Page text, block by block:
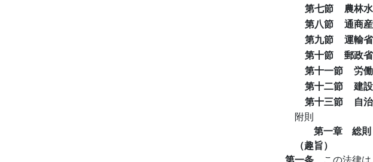
第七節
農林
第八節
通商
第九節
運輸
第十節
郵政
第十一節
労
第十二節
建
第十三節
自
附則
第一章 総則
（趣旨）